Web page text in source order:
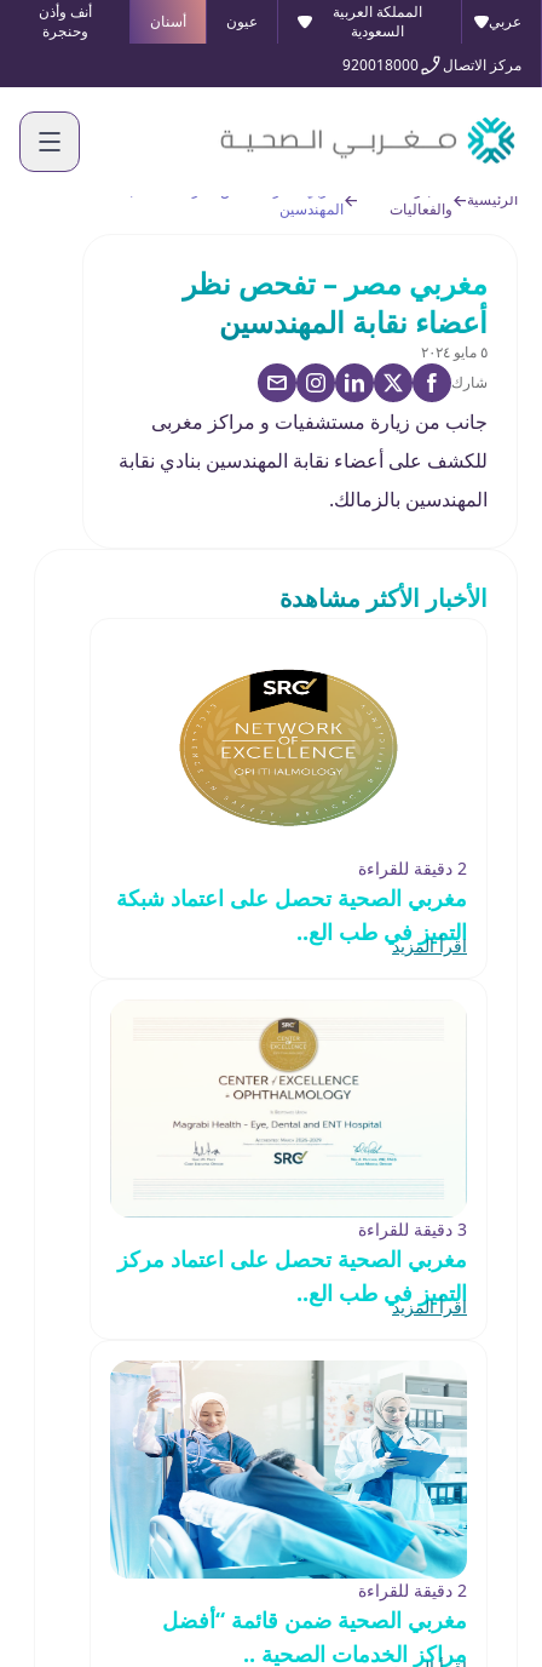
عربي
المملكة العربية
السعودية
عيون أسنان
أنف وأذن
وحنجرة
مركز الاتصال
920018000
الرئيسية
والفعاليات
المهندسين
مغربي مصر – تفحص نظر
أعضاء نقابة المهندسين
٥ مايو ٢٠٢٤
شارك
جانب من زيارة مستشفيات و مراكز مغربى
للكشف على أعضاء نقابة المهندسين بنادي نقابة
المهندسين بالزمالك.
الأخبار الأكثر مشاهدة
2 دقيقة للقراءة
مغربي الصحية تحصل على اعتماد شبكة
التميز في طب الع..
اقرأ المزيد
3 دقيقة للقراءة
مغربي الصحية تحصل على اعتماد مركز
التميز في طب الع..
اقرأ المزيد
2 دقيقة للقراءة
مغربي الصحية ضمن قائمة “أفضل
مراكز الخدمات الصحية ..